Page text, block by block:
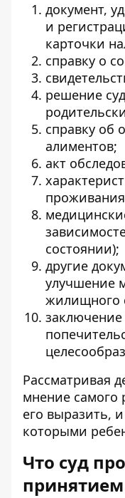
документ,
и
карточки
справку о
решение
справку об
алиментов;
акт
состоянии);
другие
улучшение
жилищного
заключение
Рассматривая
мнение самого
его выразить,
которыми
Что суд